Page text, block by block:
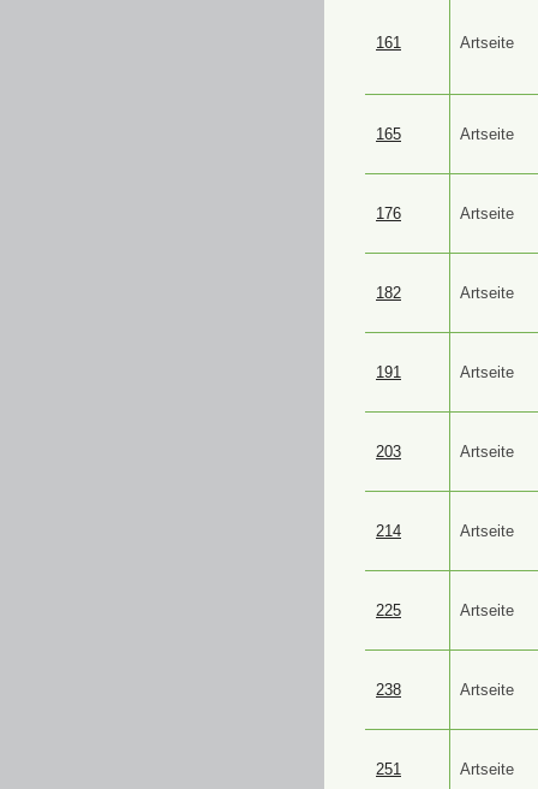
161 Artseite
165 Artseite
176 Artseite
182 Artseite
191 Artseite
203 Artseite
214 Artseite
225 Artseite
238 Artseite
251 Artseite